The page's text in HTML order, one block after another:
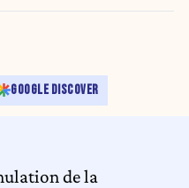
french-speaking parties parties
governments for the Brussels
Wallonia Brussels
GOOGLE DISCOVER
de la